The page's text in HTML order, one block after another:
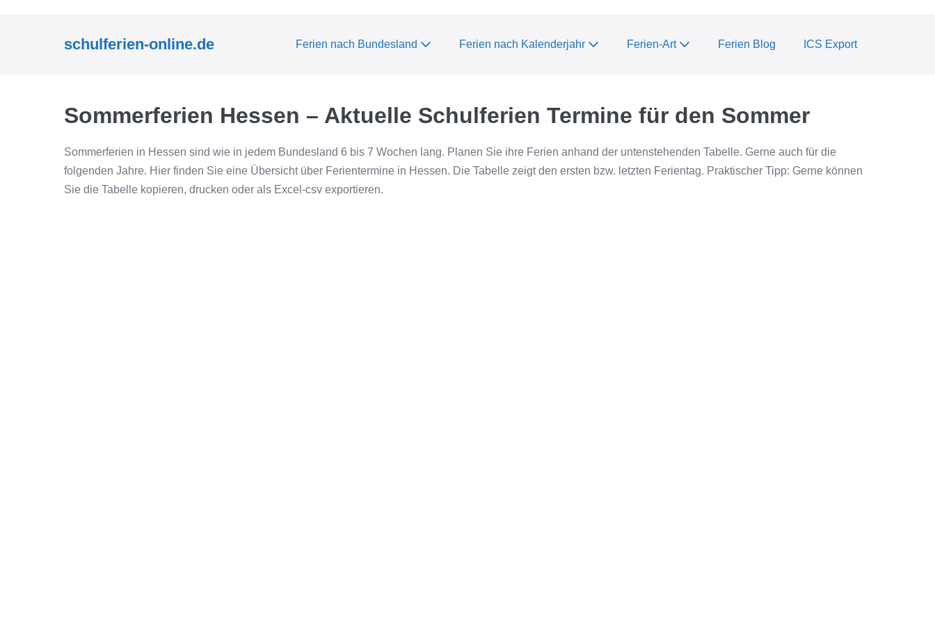
schulferien-online.de Ferien nach Bundesland Ferien nach Kalenderjahr Ferien-Art Ferien Blog ICS Export
Sommerferien Hessen – Aktuelle Schulferien Termine für den Sommer
Sommerferien in Hessen sind wie in jedem Bundesland 6 bis 7 Wochen lang. Planen Sie ihre Ferien anhand der untenstehenden Tabelle. Gerne auch für die
folgenden Jahre. Hier finden Sie eine Übersicht über Ferientermine in Hessen. Die Tabelle zeigt den ersten bzw. letzten Ferientag. Praktischer Tipp: Gerne können
Sie die Tabelle kopieren, drucken oder als Excel-csv exportieren.